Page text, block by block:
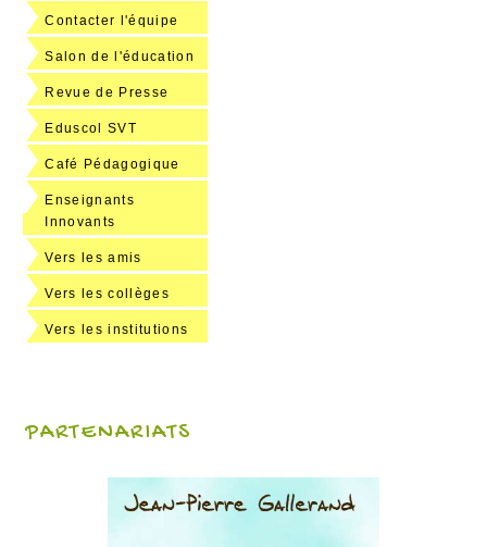
Contacter l'équipe
Salon de l'éducation
Revue de Presse
Eduscol SVT
Café Pédagogique
Enseignants
Innovants
Vers les amis
Vers les collèges
Vers les institutions
PARTENARIATS